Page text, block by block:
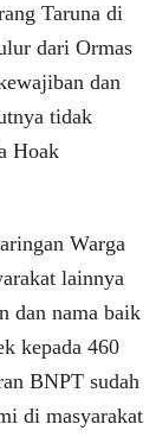
Taruna di
dari Ormas
dan
tidak
Hoak
Warga
lainnya
dan nama baik
kepada 460
BNPT sudah
di masyarakat